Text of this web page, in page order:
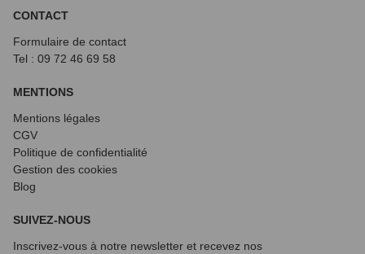
CONTACT
Formulaire de contact
Tel : 09 72 46 69 58
MENTIONS
Mentions légales
CGV
Politique de confidentialité
Gestion des cookies
Blog
SUIVEZ-NOUS
Inscrivez-vous à notre newsletter et recevez nos